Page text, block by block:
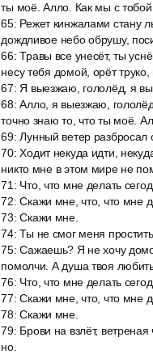
ты моё. Алло. Как мы с
65: Режет кинжалами стану
дождливое небо обрушу,
66:Травы все унесёт, ты
несу тебя домой, орёт
67: Я выезжаю, гололёд, я
68:Алло, я выезжаю,
точно знаю то, что ты моё.
69:Лунный ветер разбросал
70:Ходит некуда идти,
никто мне в этом мире не
71 : Что, что мне делать
72:Скажи мне, что, что мне
73:Скажи мне.
74:Ты не смог меня
75:Сажаешь? Я не хочу
помолчи. А душа твоя
76: Что, что мне делать
77:Скажи мне, что, что мне
78:Скажи мне.
79: Брови на взлёт,
но.